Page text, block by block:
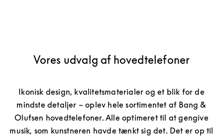
Vores udvalg af hovedtelefoner
Ikonisk design, kvalitetsmaterialer og et blik for de
mindste detaljer – oplev hele sortimentet af Bang &
Olufsen hovedtelefoner. Alle optimeret til at gengive
musik, som kunstneren havde tænkt sig det. Det er op til